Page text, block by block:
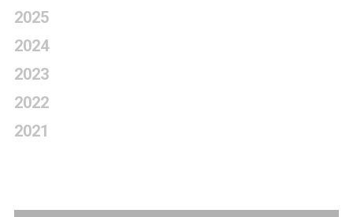
2025
2024
2023
2022
2021